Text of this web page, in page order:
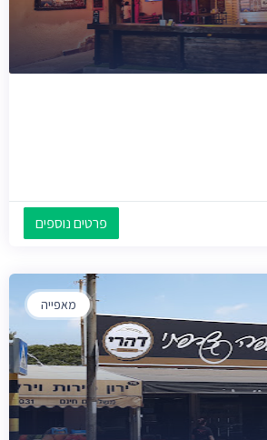
פרטים נוספים
מאפייה